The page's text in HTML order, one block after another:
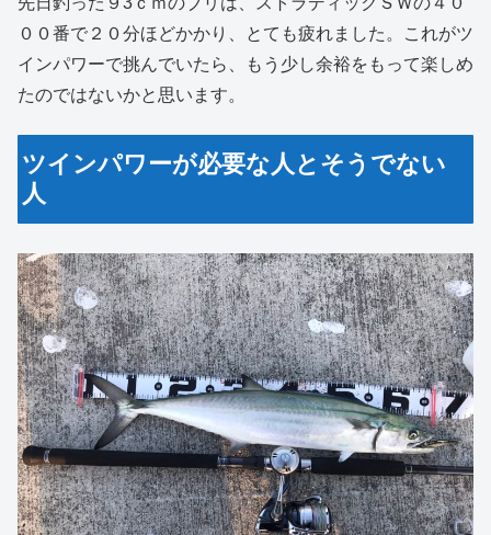
００番で２０分ほどかかり、とても疲れました。これがツ
インパワーで挑んでいたら、もう少し余裕をもって楽しめ
たのではないかと思います。
ツインパワーが必要な人とそうでない
人